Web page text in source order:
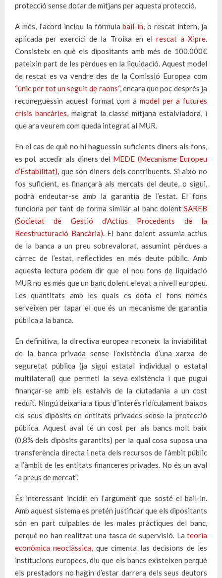
protecció sense dotar de mitjans per aquesta protecció.
A més, l’acord inclou la fórmulabail-in , o rescat intern, ja
aplicada per exercici de la Troika en el rescat a Xipre
Consisteix en què els dipositants amb més de 100.000€
pateixin part de les pèrdues en la liquidació. Aquest model
de rescat es va vendre des de la Comissió Europea com
“únic per tot un seguit de raons“, encara que poc després ja
reconeguessin aquest format com a model per a futures
crisis bancàries , malgrat la classe mitjana estalviadora, i
que ara veurem com queda integrat al MUR.
En el cas de què no hi haguessin suficients diners als fons,
es pot accedir als diners del MEDE (Mecanisme Europeu
d’Estabilitat) , que són diners dels contribuents. Si això no
fos suficient, es finançarà als mercats del deute, o sigui,
podrà endeutar-se amb la garantia de l’estat. El fons
funciona per tant de forma similar al banc dolent SAREB
(Societat de Gestió d’Actius Procedents de la
Reestructuració Bancària) . El banc dolent assumia actius
de la banca a un preu sobrevalorat, assumint pèrdues a
càrrec de l’estat, reflectides en més deute públic. Amb
aquesta lectura podem dir que el nou fons de liquidació
MUR no es més que un banc dolent elevat a nivell europeu.
Les quantitats amb les quals es dota el fons només
serveixen per tapar el que és un mecanisme de garantia
pública a la banca.
En definitiva, la directiva europea reconeix la inviabilitat
de la banca privada sense l’existència d’una xarxa de
seguretat pública (ja sigui estatal individual o estatal
multilateral) que permeti la seva existència i que pugui
finançar-se amb els estalvis de la ciutadania a un cost
reduït. Ningú deixaria a tipus d’interès ridículament baixos
els seus dipòsits en entitats privades sense la protecció
pública. Aquest aval té un cost per als bancs molt baix
(0,8% dels dipòsits garantits) per la qual cosa suposa una
transferència directa i neta dels recursos de l’àmbit públic
a l’àmbit de les entitats financeres privades. No és un aval
“a preus de mercat”.
És interessant incidir en l’argument que sosté el bail-in.
Amb aquest sistema es pretén justificar que els dipositants
són en part culpables de les males pràctiques del banc,
perquè no han realitzat una tasca de supervisió. La teoria
econòmica neoclàssica , que cimenta las decisions de les
institucions europees, diu que els bancs existeixen perquè
els prestadors no hagin d’estar darrera dels seus deutors